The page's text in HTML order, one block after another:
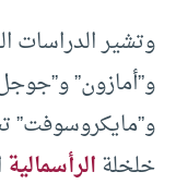
وتشير الدراسات
و”أمازون”
و”مايكروسوفت”
خلخلةالرأسمالية